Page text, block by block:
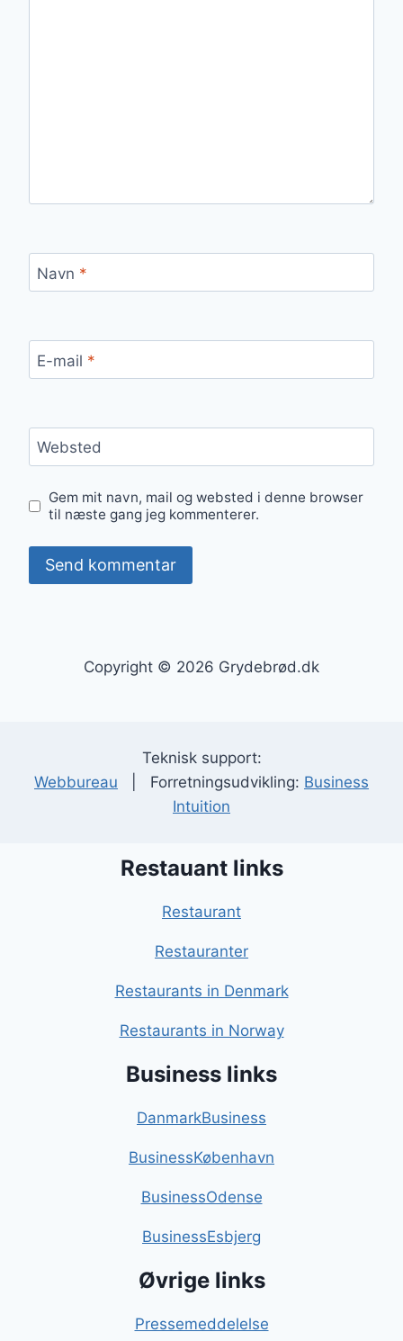
Navn *
E-mail *
Websted
Gem mit navn, mail og websted i denne browser
til næste gang jeg kommenterer.
Copyright © 2026 Grydebrød.dk
Teknisk support:
Webbureau | Forretningsudvikling: Business
Intuition
Restauant links
Restaurant
Restauranter
Restaurants in Denmark
Restaurants in Norway
Business links
DanmarkBusiness
BusinessKøbenhavn
BusinessOdense
BusinessEsbjerg
Øvrige links
Pressemeddelelse